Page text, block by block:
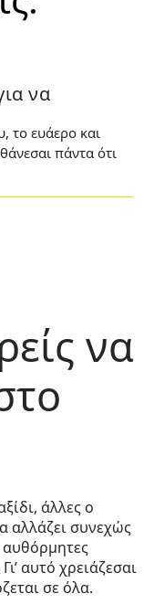
να
το ευάερο και
πάντα ότι
να
άλλες ο
αλλάζει συνεχώς
αυτό χρειάζεσαι
σε όλα.